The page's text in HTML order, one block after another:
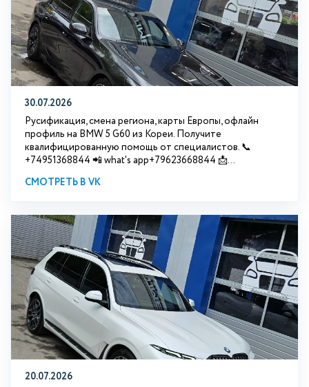
30.07.2026
Русификация, смена региона, карты Европы, офлайн
профиль на BMW 5 G60 из Кореи. Получите
квалифицированную помощь от специалистов. 📞
+74951368844 📲 what's app+79623668844 📩...
СМОТРЕТЬ В VK
20.07.2026